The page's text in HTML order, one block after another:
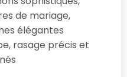
de mariage,
élégantes
rasage précis et